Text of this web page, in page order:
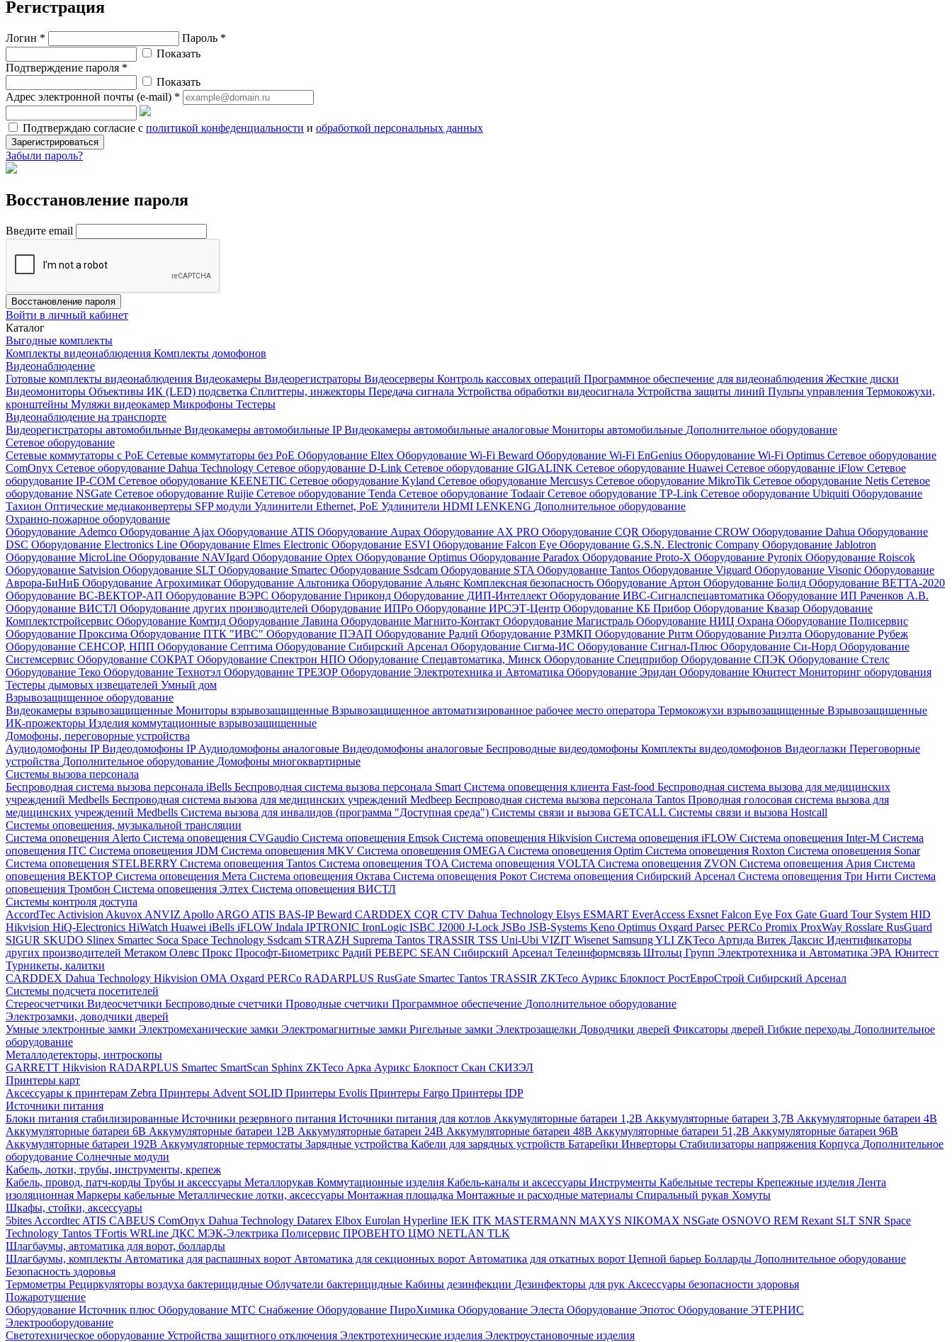
Регистрация
Логин *
Пароль *
Показать
Подтверждение пароля *
Показать
Адрес электронной почты (e-mail) *
Подтверждаю согласие с политикой конфеденциальности и обработкой персональных данных
Зарегистрироваться
Забыли пароль?
Восстановление пароля
Введите email
Восстановление пароля
Войти в личный кабинет
Каталог
Выгодные комплекты
Комплекты видеонаблюдения Комплекты домофонов
Видеонаблюдение
Готовые комплекты видеонаблюдения Видеокамеры Видеорегистраторы Видеосерверы Контроль кассовых операций Программное обеспечение для видеонаблюдения Жесткие диски
Видеомониторы Объективы ИК (LED) подсветка Сплиттеры, инжекторы Передача сигнала Устройства обработки видеосигнала Устройства защиты линий Пульты управления Термокожухи,
кронштейны Муляжи видеокамер Микрофоны Тестеры
Видеонаблюдение на транспорте
Видеорегистраторы автомобильные Видеокамеры автомобильные IPВидеокамеры автомобильные аналоговые Мониторы автомобильные Дополнительное оборудование
Сетевое оборудование
Сетевые коммутаторы с РоЕ Сетевые коммутаторы без РоЕ Оборудование Eltex Оборудование Wi-Fi Beward Оборудование Wi-Fi EnGenius Оборудование Wi-Fi Optimus Сетевое оборудование
ComOnyx Сетевое оборудование Dahua Technology Сетевое оборудование D-Link Сетевое оборудование GIGALINK Сетевое оборудование Huawei Сетевое оборудование iFlow Сетевое
оборудование IP-COM Сетевое оборудование KEENETIC Сетевое оборудование Kyland Сетевое оборудование Mercusys Сетевое оборудование MikroTik Сетевое оборудование Netis Сетевое
оборудование NSGate Сетевое оборудование Ruijie Сетевое оборудование Tenda Сетевое оборудование TodaairСетевое оборудование TP-Link Сетевое оборудование Ubiquiti Оборудование
Тахион Оптические медиаконвертеры SFP модули Удлинители Ethernet, PoE Удлинители HDMI LENKENG Дополнительное оборудование
Охранно-пожарное оборудование
Оборудование Ademco Оборудование Ajax Оборудование ATIS Оборудование Aupax Оборудование AX PRO Оборудование CQR Оборудование CROW Оборудование Dahua Оборудование
DSC Оборудование Electronics Line Оборудование Elmes Electronic Оборудование ESVI Оборудование Falcon Eye Оборудование G.S.N. Electronic Company Оборудование Jablotron
Оборудование MicroLine Оборудование NAVIgard Оборудование Optex Оборудование Optimus Оборудование Paradox Оборудование Proto-X Оборудование Pyronix Оборудование Roiscok
Оборудование Satvision Оборудование SLT Оборудование Smartec Оборудование Ssdcam Оборудование STA Оборудование Tantos Оборудование Viguard Оборудование Visonic Оборудование
Аврора-БиНиБ Оборудование Агрохимикат Оборудование Альтоника Оборудование Альянс Комплексная безопасность Оборудование Артон Оборудование Болид Оборудование ВЕТТА-2020
Оборудование ВС-ВЕКТОР-АП Оборудование ВЭРС Оборудование Гириконд Оборудование ДИП-Интеллект Оборудование ИВС-Сигналспецавтоматика Оборудование ИП Раченков А.В.
Оборудование ВИСТЛ Оборудование других производителей Оборудование ИПРо Оборудование ИРСЭТ-Центр Оборудование КБ Прибор Оборудование Квазар Оборудование
Комплектстройсервис Оборудование Комтид Оборудование Лавина Оборудование Магнито-Контакт Оборудование Магистраль Оборудование НИЦ Охрана Оборудование Полисервис
Оборудование Проксима Оборудование ПТК "ИВС" Оборудование ПЭАП Оборудование Радий Оборудование РЗМКП Оборудование Ритм Оборудование Риэлта Оборудование Рубеж
Оборудование СЕНСОР, НПП Оборудование Септима Оборудование Сибирский Арсенал Оборудование Сигма-ИС Оборудование Сигнал-Плюс Оборудование Си-Норд Оборудование
Системсервис Оборудование СОКРАТ Оборудование Спектрон НПО Оборудование Спецавтоматика, Минск Оборудование Спецприбор Оборудование СПЭК Оборудование Стелс
Оборудование Теко Оборудование Технотэл Оборудование ТРЕЗОР Оборудование Электротехника и Автоматика Оборудование Эридан Оборудование Юнитест Мониторинг оборудования
Тестеры дымовых извещателей Умный дом
Взрывозащищенное оборудование
Видеокамеры взрывозащищенные Мониторы взрывозащищенные Взрывозащищенное автоматизированное рабочее место оператора Термокожухи взрывозащищенные Взрывозащищенные
ИК-прожекторы Изделия коммутационные взрывозащищенные
Домофоны, переговорные устройства
Аудиодомофоны IPВидеодомофоны IP Аудиодомофоны аналоговые Видеодомофоны аналоговые Беспроводные видеодомофоны Комплекты видеодомофонов Видеоглазки Переговорные
устройства Дополнительное оборудование Домофоны многоквартирные
Системы вызова персонала
Беспроводная система вызова персонала iBells Беспроводная система вызова персонала Smart Система оповещения клиента Fast-food Беспроводная система вызова для медицинских
учреждений Medbells Беспроводная система вызова для медицинских учреждений Medbeep Беспроводная система вызова персонала Tantos Проводная голосовая система вызова для
медицинских учреждений Medbells Система вызова для инвалидов (программа "Доступная среда") Системы связи и вызова GETCALL Системы связи и вызова Hostcall
Системы оповещения, музыкальной трансляции
Система оповещения Alerto Система оповещения CVGaudio Система оповещения Emsok Система оповещения Hikvision Система оповещения iFLOW Система оповещения Inter-M Система
оповещения ITC Система оповещения JDM Система оповещения MKV Система оповещения OMEGA Система оповещения Optim Система оповещения Roxton Система оповещения Sonar
Система оповещения STELBERRY Система оповещения Tantos Система оповещения TOA Система оповещения VOLTA Система оповещения ZVON Система оповещения Ария Система
оповещения ВЕКТОР Система оповещения Мета Система оповещения Октава Система оповещения Рокот Система оповещения Сибирский Арсенал Система оповещения Три Нити Система
оповещения Тромбон Система оповещения Элтех Система оповещения ВИСТЛ
Системы контроля доступа
AccordTec Activision Akuvox ANVIZ Apollo ARGO ATIS BAS-IPBeward CARDDEX CQR CTV Dahua Technology Elsys ESMART EverAccess Exsnet Falcon Eye Fox Gate Guard Tour System HID
Hikvision HiQ-Electronics HiWatch Huawei iBells iFLOW Indala IPTRONIC IronLogic ISBC J2000 J-Lock JSBo JSB-Systems Keno Optimus Oxgard Parsec PERCo Promix ProxWay Rosslare RusGuard
SIGUR SKUDO Slinex Smartec Soca Space Technology Ssdcam STRAZH Suprema Tantos TRASSIR TSS Uni-Ubi VIZIT Wisenet SamsungYLI ZKTeco Артида Витек Даксис Идентификаторы
других производителей Метаком Олевс Прокс Прософт-Биометрикс Радий РЕВЕРС SEAN Сибирский Арсенал Телеинформсвязь Штольц Групп Электротехника и Автоматика ЭРА Юнитест
Турникеты, калитки
CARDDEX Dahua Technology Hikvision ОМА Oxgard PERCo RADARPLUS RusGate Smartec Tantos TRASSIR ZKTeco Аурикс Блокпост РостЕвроСтрой Сибирский Арсенал
Системы подсчета посетителей
Стереосчетчики Видеосчетчики Беспроводные счетчики Проводные счетчики Программное обеспечение Дополнительное оборудование
Электрозамки, доводчики дверей
Умные электронные замки Электромеханические замки Электромагнитные замки Ригельные замки Электрозащелки Доводчики дверей Фиксаторы дверей Гибкие переходы Дополнительное
оборудование
Металлодетекторы, интроскопы
GARRETT Hikvision RADARPLUS Smartec SmartScan Sphinx ZKTeco Арка Аурикс Блокпост Скан СКИЗЭЛ
Принтеры карт
Аксессуары к принтерам Zebra Принтеры Advent SOLID Принтеры Evolis Принтеры Fargo Принтеры IDP
Источники питания
Блоки питания стабилизированные Источники резервного питания Источники питания для котлов Аккумуляторные батареи 1,2В Аккумуляторные батареи 3,7В Аккумуляторные батареи 4В
Аккумуляторные батареи 6В Аккумуляторные батареи 12В Аккумуляторные батареи 24В Аккумуляторные батареи 48В Аккумуляторные батареи 51,2В Аккумуляторные батареи 96В
Аккумуляторные батареи 192В Аккумуляторные термостаты Зарядные устройства Кабели для зарядных устройств Батарейки Инверторы Стабилизаторы напряжения Корпуса Дополнительное
оборудование Солнечные модули
Кабель, лотки, трубы, инструменты, крепеж
Кабель, провод, патч-корды Трубы и аксессуары Металлорукав Коммутационные изделия Кабель-каналы и аксессуары Инструменты Кабельные тестеры Крепежные изделия Лента
изоляционная Маркеры кабельные Металлические лотки, аксессуары Монтажная площадка Монтажные и расходные материалы Спиральный рукав Хомуты
Шкафы, стойки, аксессуары
5bites Accordtec ATIS CABEUS ComOnyx Dahua Technology Datarex Elbox Eurolan Hyperline IEK ITK MASTERMANN MAXYS NIKOMAX NSGate OSNOVO REM Rexant SLT SNR Space
Technology Tantos TFortis WRLine ДКС МЭК-Электрика Полисервис ПРОВЕНТО ЦМО NETLAN TLK
Шлагбаумы, автоматика для ворот, болларды
Шлагбаумы, комплекты Автоматика для распашных ворот Автоматика для секционных ворот Автоматика для откатных ворот Цепной барьер Болларды Дополнительное оборудование
Безопасность здоровья
Термометры Рециркуляторы воздуха бактерицидные Облучатели бактерицидные Кабины дезинфекции Дезинфекторы для рук Аксессуары безопасности здоровья
Пожаротушение
Оборудование Источник плюс Оборудование МТС Снабжение Оборудование ПироХимика Оборудование Элеста Оборудование Эпотос Оборудование ЭТЕРНИС
Электрооборудование
Светотехническое оборудование Устройства защитного отключения Электротехнические изделия Электроустановочные изделия